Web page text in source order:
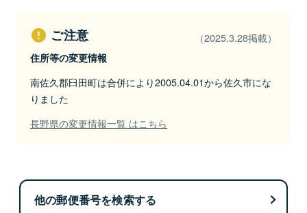
ご注意 （2025.3.28掲載）
住所等の変更情報
南佐久郡臼田町は合併により2005.04.01から佐久市にな
りました
長野県の変更情報一覧 はこちら
他の郵便番号を検索する